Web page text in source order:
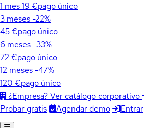
1 mes19 €pago único
3 meses -22%
45 €pago único
6 meses -33%
72 €pago único
12 meses -47%
120 €pago único
¿Empresa? Ver catálogo corporativo
Probar gratis
Agendar demo Entrar